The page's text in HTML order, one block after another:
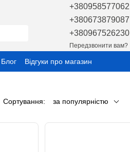
+380958577062
+380673879087
+380967526230
Передзвонити вам?
Блог
Відгуки про магазин
Сортування: за популярністю